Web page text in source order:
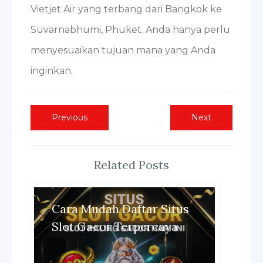
Vietjet Air yang terbang dari Bangkok ke
Suvarnabhumi, Phuket. Anda hanya perlu
menyesuaikan tujuan mana yang Anda
inginkan.
Post
navigation
PreviousPrevious
post:
NextNext
post:
Related Posts
Cara Mudah Daftar Situs
Slot Gacor Terpercaya